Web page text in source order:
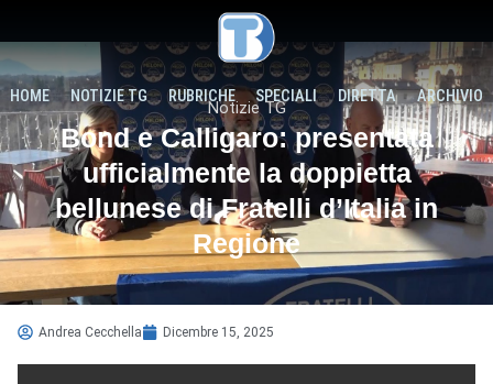
HOME NOTIZIE TG RUBRICHE SPECIALI DIRETTA ARCHIVIO
Notizie TG
Bond e Calligaro: presentata
ufficialmente la doppietta
bellunese di Fratelli d’Italia in
Regione
Andrea Cecchella Dicembre 15, 2025